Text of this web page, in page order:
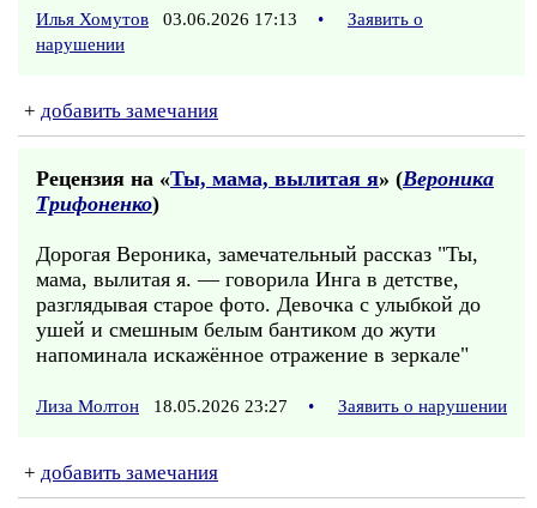
Илья Хомутов 03.06.2026 17:13 •
Заявить о
нарушении
+ добавить замечания
Рецензия на «Ты, мама, вылитая я» (Вероника
Трифоненко)
Дорогая Вероника, замечательный рассказ "Ты,
мама, вылитая я. — говорила Инга в детстве,
разглядывая старое фото. Девочка с улыбкой до
ушей и смешным белым бантиком до жути
напоминала искажённое отражение в зеркале"
Лиза Молтон 18.05.2026 23:27 • Заявить о нарушении
+ добавить замечания